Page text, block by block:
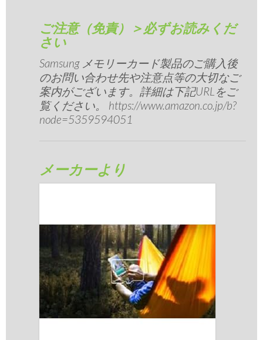
ご注意（免責）＞必ずお読みくだ
さい
Samsung メモリーカード製品のご購入後
のお問い合わせ先や注意点等の大切なご
案内がございます。詳細は下記URLをご
覧ください。 https://www.amazon.co.jp/b?
node=5359594051
メーカーより